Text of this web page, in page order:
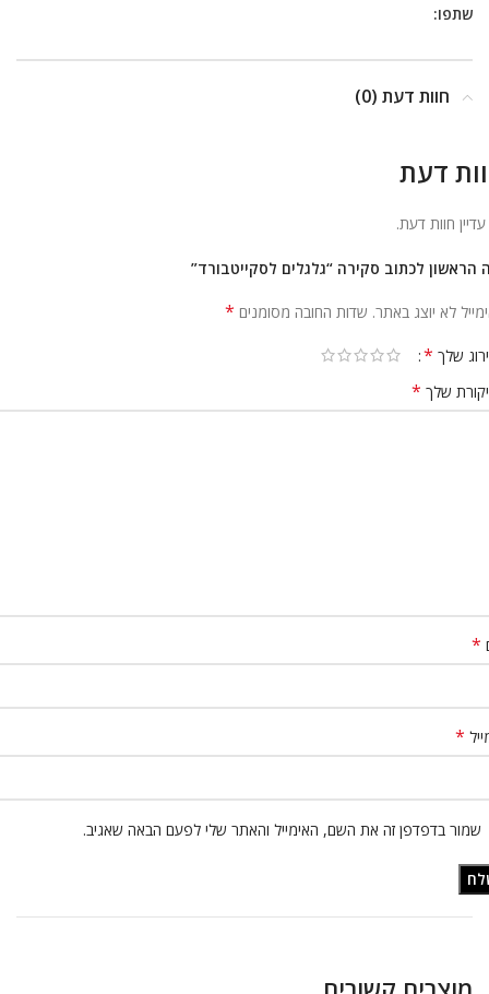
שתפו:
חוות דעת (0)
דעת
עדיין חוות דעת.
הראשון לכתוב סקירה “גלגלים לסקייטבורד”
לא יוצג באתר. שדות החובה מסומנים *
שלך *
שלך *
*
*
שמור בדפדפן זה את השם, האימייל והאתר שלי לפעם הבאה שאגיב.